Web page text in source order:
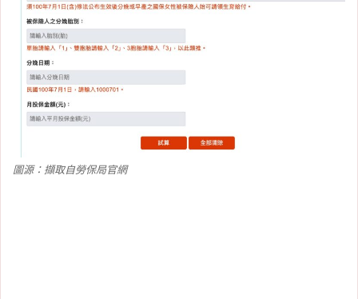
圖源：擷取自勞保局官網